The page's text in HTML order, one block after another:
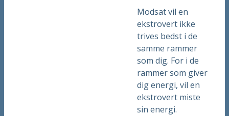
Modsat vil en
ekstrovert ikke
trives bedst i de
samme rammer
som dig. For i de
rammer som giver
dig energi, vil en
ekstrovert miste
sin energi.